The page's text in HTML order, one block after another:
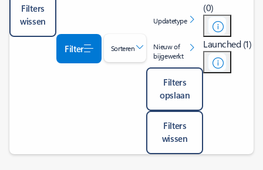
Filters
wissen
Filter Sorteren
Updatetype
Nieuw of
bijgewerkt
Filters
opslaan
Filters
wissen
(0)
Launched (1)